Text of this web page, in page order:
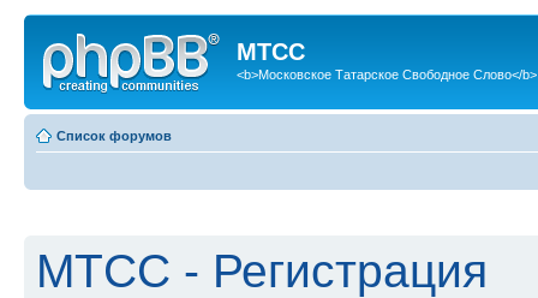
МТСС
<b>Московское Татарское Свободное Слово</b>
Список форумов
МТСС - Регистрация